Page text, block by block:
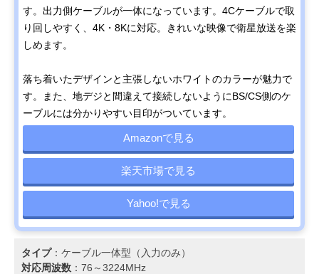
す。出力側ケーブルが一体になっています。4Cケーブルで取
り回しやすく、4K・8Kに対応。きれいな映像で衛星放送を楽
しめます。
落ち着いたデザインと主張しないホワイトのカラーが魅力で
す。また、地デジと間違えて接続しないようにBS/CS側のケ
ーブルには分かりやすい目印がついています。
Amazonで見る
楽天市場で見る
Yahoo!で見る
タイプ：ケーブル一体型（入力のみ）
対応周波数 ：76～3224MHz